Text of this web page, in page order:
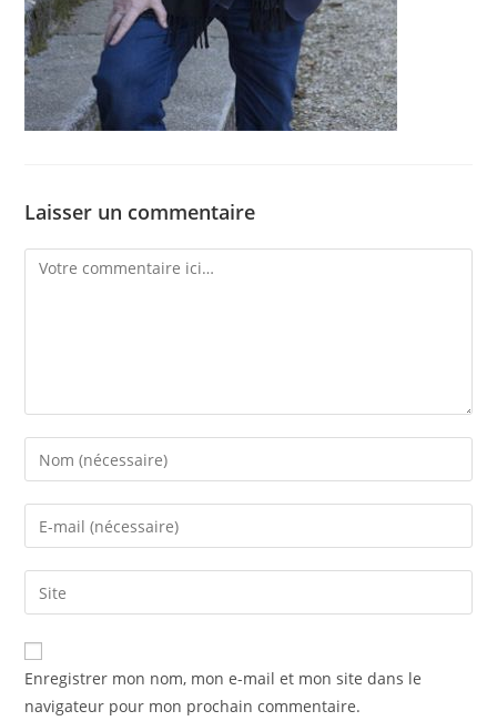
Laisser un commentaire
Comment
Enter
your
name
comment
Enter
your
email
address
comment
Saisir
l’URL
de
votre
Enregistrer mon nom, mon e-mail et mon site dans le
navigateur pour mon prochain commentaire.